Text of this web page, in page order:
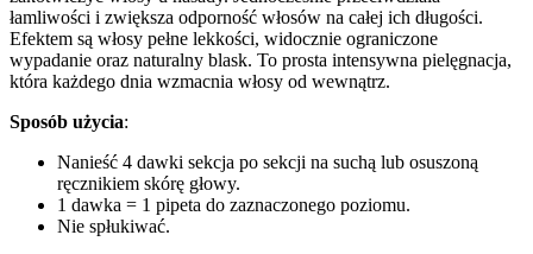
łamliwości i zwiększa odporność włosów na całej ich długości.
Efektem są włosy pełne lekkości, widocznie ograniczone
wypadanie oraz naturalny blask. To prosta intensywna pielęgnacja,
która każdego dnia wzmacnia włosy od wewnątrz.
Sposób użycia:
Nanieść 4 dawki sekcja po sekcji na suchą lub osuszoną
ręcznikiem skórę głowy.
1 dawka = 1 pipeta do zaznaczonego poziomu.
Nie spłukiwać.